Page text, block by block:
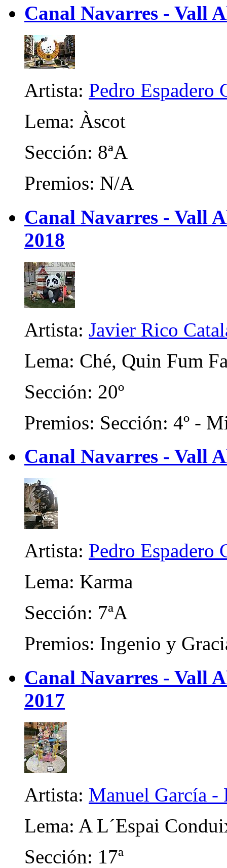
Canal Navarres - Vall
Artista: Pedro Espadero
Lema: Àscot
Sección: 8ªA
Premios: N/A
Canal Navarres - Vall
2018
Artista: Javier Rico
Lema: Ché, Quin Fum
Sección: 20º
Premios: Sección: 4º -
Canal Navarres - Vall
Artista: Pedro Espadero
Lema: Karma
Sección: 7ªA
Premios: Ingenio y
Canal Navarres - Vall
2017
Artista: Manuel García -
Lema: A L´Espai
Sección: 17ª